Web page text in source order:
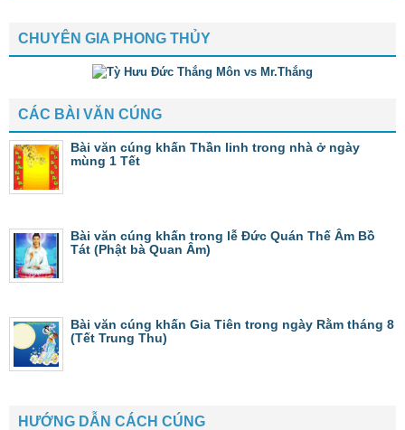
CHUYÊN GIA PHONG THỦY
CÁC BÀI VĂN CÚNG
Bài văn cúng khấn Thần linh trong nhà ở ngày
mùng 1 Tết
Bài văn cúng khấn trong lễ Đức Quán Thế Âm Bồ
Tát (Phật bà Quan Âm)
Bài văn cúng khấn Gia Tiên trong ngày Rằm tháng 8
(Tết Trung Thu)
HƯỚNG DẪN CÁCH CÚNG